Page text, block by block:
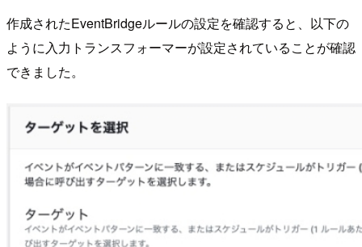
作成されたEventBridgeルールの設定を確認すると、以下の
ように入力トランスフォーマーが設定されていることが確認
できました。